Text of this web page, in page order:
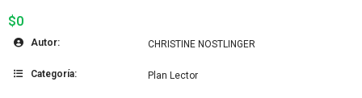
$0
Autor: CHRISTINE NOSTLINGER
Categoría: Plan Lector